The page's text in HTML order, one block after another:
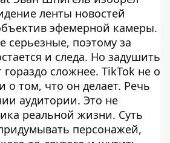
ленты новостей
эфемерной камеры.
серьезные, поэтому за
и следа. Но задушить
гораздо сложнее. TikTok не о
о том, что он делает. Речь
аудитории. Это не
реальной жизни. Суть
персонажей,